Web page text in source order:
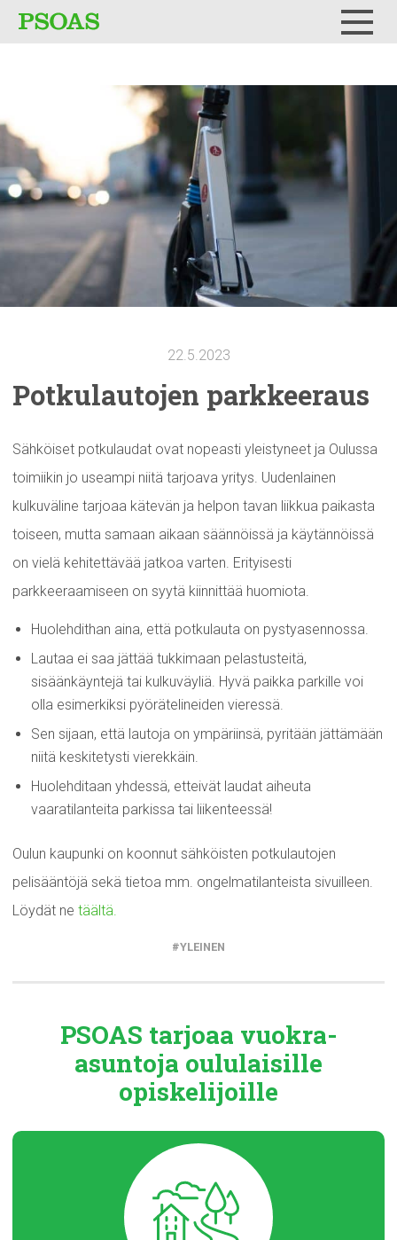
22.5.2023
Potkulautojen parkkeeraus
Sähköiset potkulaudat ovat nopeasti yleistyneet ja Oulussa
toimiikin jo useampi niitä tarjoava yritys. Uudenlainen
kulkuväline tarjoaa kätevän ja helpon tavan liikkua paikasta
toiseen, mutta samaan aikaan säännöissä ja käytännöissä
on vielä kehitettävää jatkoa varten. Erityisesti
parkkeeraamiseen on syytä kiinnittää huomiota.
Huolehdithan aina, että potkulauta on pystyasennossa.
Lautaa ei saa jättää tukkimaan pelastusteitä,
sisäänkäyntejä tai kulkuväyliä. Hyvä paikka parkille voi
olla esimerkiksi pyörätelineiden vieressä.
Sen sijaan, että lautoja on ympäriinsä, pyritään jättämään
niitä keskitetysti vierekkäin.
Huolehditaan yhdessä, etteivät laudat aiheuta
vaaratilanteita parkissa tai liikenteessä!
Oulun kaupunki on koonnut sähköisten potkulautojen
pelisääntöjä sekä tietoa mm. ongelmatilanteista sivuilleen.
Löydät ne täältä.
YLEINEN
PSOAS tarjoaa vuokra-
asuntoja oululaisille
opiskelijoille